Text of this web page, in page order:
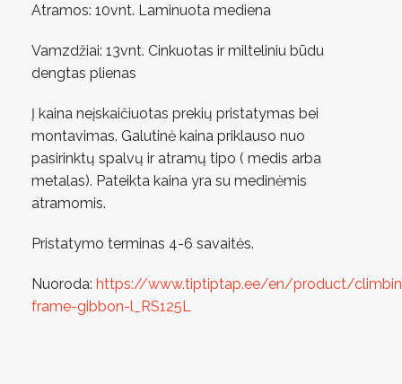
Atramos: 10vnt. Laminuota mediena
Vamzdžiai: 13vnt. Cinkuotas ir milteliniu būdu
dengtas plienas
Į kaina neįskaičiuotas prekių pristatymas bei
montavimas. Galutinė kaina priklauso nuo
pasirinktų spalvų ir atramų tipo ( medis arba
metalas). Pateikta kaina yra su medinėmis
atramomis.
Pristatymo terminas 4-6 savaitės.
Nuoroda: https://www.tiptiptap.ee/en/product/
frame-gibbon-l_RS125L